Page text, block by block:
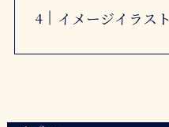
イメージイラスト